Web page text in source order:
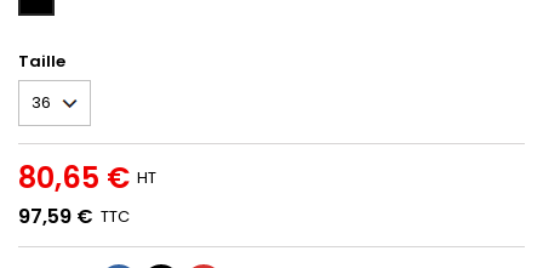
(NOIR/BLANC)
Taille
80,65 € HT
97,59 € TTC